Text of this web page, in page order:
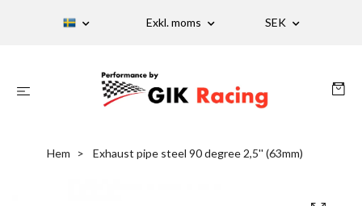
Exkl. moms SEK
Hem Exhaust pipe steel 90 degree 2,5'' (63mm)